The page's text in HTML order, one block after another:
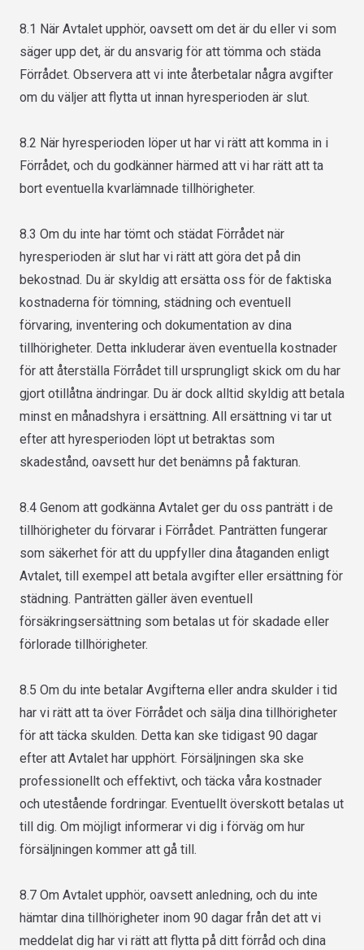
8.1 När Avtalet upphör, oavsett om det är du eller vi som
säger upp det, är du ansvarig för att tömma och städa
Förrådet. Observera att vi inte återbetalar några avgifter
om du väljer att flytta ut innan hyresperioden är slut.
8.2 När hyresperioden löper ut har vi rätt att komma in i
Förrådet, och du godkänner härmed att vi har rätt att ta
bort eventuella kvarlämnade tillhörigheter.
8.3 Om du inte har tömt och städat Förrådet när
hyresperioden är slut har vi rätt att göra det på din
bekostnad. Du är skyldig att ersätta oss för de faktiska
kostnaderna för tömning, städning och eventuell
förvaring, inventering och dokumentation av dina
tillhörigheter. Detta inkluderar även eventuella kostnader
för att återställa Förrådet till ursprungligt skick om du har
gjort otillåtna ändringar. Du är dock alltid skyldig att betala
minst en månadshyra i ersättning. All ersättning vi tar ut
efter att hyresperioden löpt ut betraktas som
skadestånd, oavsett hur det benämns på fakturan.
8.4 Genom att godkänna Avtalet ger du oss panträtt i de
tillhörigheter du förvarar i Förrådet. Panträtten fungerar
som säkerhet för att du uppfyller dina åtaganden enligt
Avtalet, till exempel att betala avgifter eller ersättning för
städning. Panträtten gäller även eventuell
försäkringsersättning som betalas ut för skadade eller
förlorade tillhörigheter.
8.5 Om du inte betalar Avgifterna eller andra skulder i tid
har vi rätt att ta över Förrådet och sälja dina tillhörigheter
för att täcka skulden. Detta kan ske tidigast 90 dagar
efter att Avtalet har upphört. Försäljningen ska ske
professionellt och effektivt, och täcka våra kostnader
och utestående fordringar. Eventuellt överskott betalas ut
till dig. Om möjligt informerar vi dig i förväg om hur
försäljningen kommer att gå till.
8.7 Om Avtalet upphör, oavsett anledning, och du inte
hämtar dina tillhörigheter inom 90 dagar från det att vi
meddelat dig har vi rätt att flytta på ditt förråd och dina